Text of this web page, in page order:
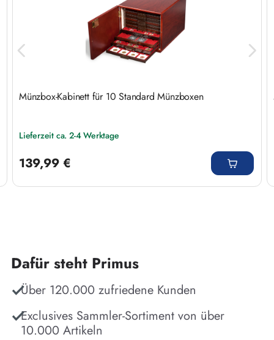
Münzbox-Kabinett für 10 Standard Münzboxen
Lieferzeit ca. 2-4 Werktage
139,99 €
Dafür steht Primus
Über 120.000 zufriedene Kunden
Exclusives Sammler-Sortiment von über
10.000 Artikeln